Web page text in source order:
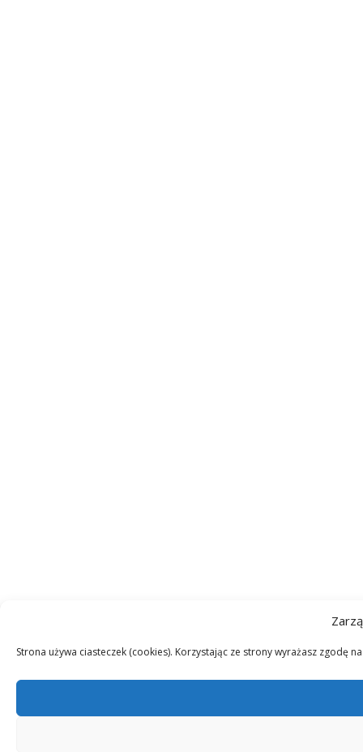
Strona używa ciasteczek (cookies). Korzystając ze strony wyrażasz zgodę